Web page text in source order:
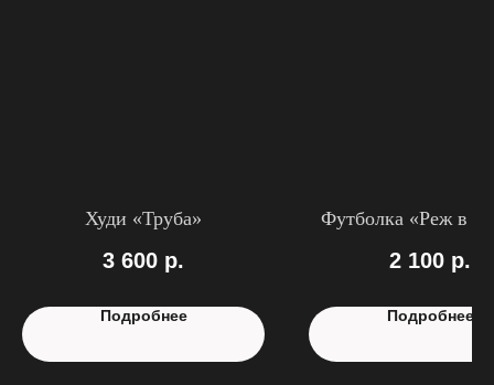
Худи «Труба»
3 600 р.
Подробнее
Футболка «Реж в
2 100 р.
Подробнее